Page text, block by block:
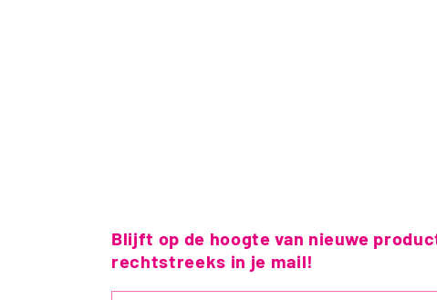
Blijft op de hoogte van nieuwe
rechtstreeks in je mail!